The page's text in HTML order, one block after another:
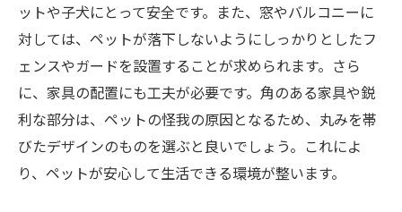
ットや子犬にとって安全です。また、窓やバルコニーに
対しては、ペットが落下しないようにしっかりとしたフ
ェンスやガードを設置することが求められます。さら
に、家具の配置にも工夫が必要です。角のある家具や鋭
利な部分は、ペットの怪我の原因となるため、丸みを帯
びたデザインのものを選ぶと良いでしょう。これによ
り、ペットが安心して生活できる環境が整います。